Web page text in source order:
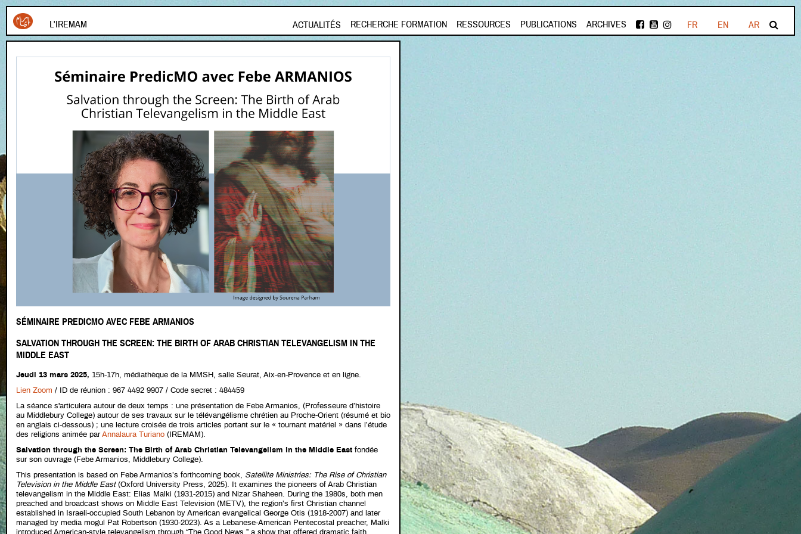
Aller au contenu principal
L'IREMAM ACTUALITÉS RECHERCHE FORMATION RESSOURCES PUBLICATIONS ARCHIVES FR EN AR
SÉMINAIRE PREDICMO AVEC FEBE ARMANIOS
SALVATION THROUGH THE SCREEN: THE BIRTH OF ARAB CHRISTIAN TELEVANGELISM IN THE
MIDDLE EAST
Jeudi 13 mars 2025, 15h-17h, médiathèque de la MMSH, salle Seurat, Aix-en-Provence et en ligne.
Lien Zoom / ID de réunion : 967 4492 9907 / Code secret : 484459
La séance s'articulera autour de deux temps : une présentation de Febe Armanios, (Professeure d’histoire
au Middlebury College) autour de ses travaux sur le télévangélisme chrétien au Proche-Orient (résumé et bio
en anglais ci-dessous) ; une lecture croisée de trois articles portant sur le « tournant matériel » dans l’étude
des religions animée parAnnalaura Turiano (IREMAM).
Salvation through the Screen: The Birth of Arab Christian Televangelism in the Middle East fondée
sur son ouvrage (Febe Armanios, Middlebury College).
This presentation is based on Febe Armanios’s forthcoming book, Satellite Ministries: The Rise of Christian
Television in the Middle East (Oxford University Press, 2025). It examines the pioneers of Arab Christian
televangelism in the Middle East: Elias Malki (1931-2015) and Nizar Shaheen. During the 1980s, both men
preached and broadcast shows on Middle East Television (METV), the region’s first Christian channel
established in Israeli-occupied South Lebanon by American evangelical George Otis (1918-2007) and later
managed by media mogul Pat Robertson (1930-2023). As a Lebanese-American Pentecostal preacher, Malki
introduced American-style televangelism through “The Good News,” a show that offered dramatic faith